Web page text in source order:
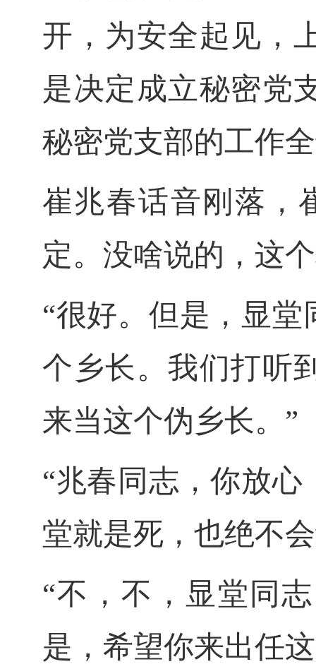
开，为安全起见，
是决定成立秘密党
秘密党支部的工作
崔兆春话音刚落，
定。没啥说的，这
“很好。但是，显
个乡长。我们打听
来当这个伪乡长。”
“兆春同志，你放
堂就是死，也绝不
“不，不，显堂同
是，希望你来出任